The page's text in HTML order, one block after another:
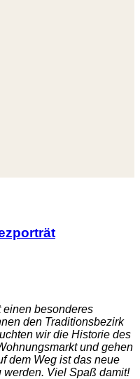
einen besonderes
den Traditionsbezirk
wir die Historie des
und gehen
dem Weg ist das neue
Viel Spaß damit!